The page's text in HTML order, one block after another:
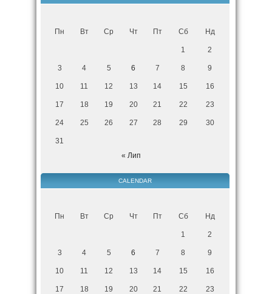
Пн Вт Ср Чт Пт Сб Нд
1 2
3 4 5 6 7 8 9
10 11 12 13 14 15 16
17 18 19 20 21 22 23
24 25 26 27 28 29 30
31
« Лип
CALENDAR
Пн Вт Ср Чт Пт Сб Нд
1 2
3 4 5 6 7 8 9
10 11 12 13 14 15 16
17 18 19 20 21 22 23